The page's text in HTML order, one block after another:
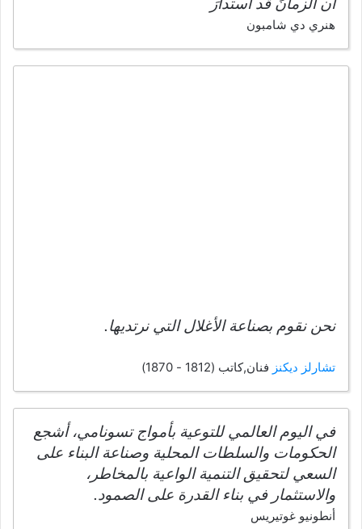
أن الزمانَ قد استدارَ
هنري دي شامبون
نحن نقوم بصناعة الأغلال التي نرتديها.
تشارلز ديكنز فنان,كاتب (1812 - 1870)
في اليوم العالمي للتوعية بأمواج تسونامي، أشجع
الحكومات والسلطات المحلية وصناعة البناء على
السعي لتحقيق التنمية الواعية بالمخاطر،
والاستثمار في بناء القدرة على الصمود.
أنطونيو غوتيريس